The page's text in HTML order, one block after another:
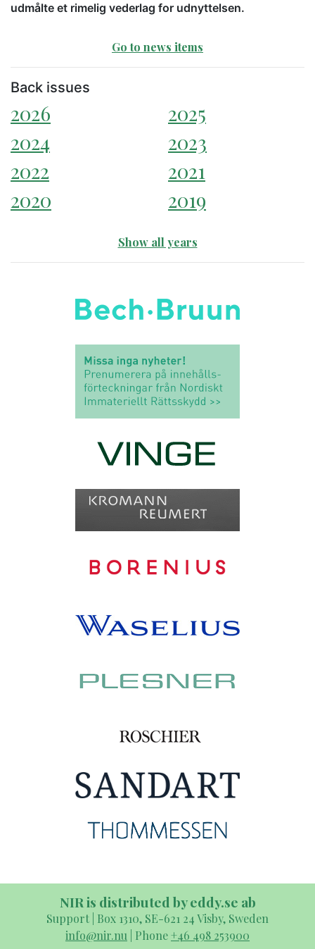
udmålte et rimelig vederlag for udnyttelsen.
Go to news items
Back issues
2026
2025
2024
2023
2022
2021
2020
2019
Show all years
NIR is distributed by eddy.se ab
Support | Box 1310, SE-621 24 Visby, Sweden
info@nir.nu | Phone+46 498 253900